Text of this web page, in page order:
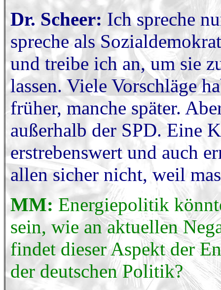
Dr. Scheer: Ich spreche
spreche als
und treibe ich an, um sie
lassen. Viele Vorschläge
früher, manche später.
außerhalb der SPD. Eine
erstrebenswert und auch
allen sicher nicht, weil
MM: Energiepolitik
sein, wie an aktuellen
findet dieser Aspekt der
der deutschen Politik?